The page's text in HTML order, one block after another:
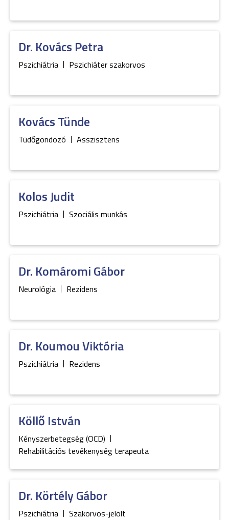
Dr. Kovács Petra
Pszichiátria Pszichiáter szakorvos
KovácsTünde
Tüdőgondozó Asszisztens
KolosJudit
Pszichiátria Szociális munkás
Dr. KomáromiGábor
Neurológia Rezidens
Dr. KoumouViktória
Pszichiátria Rezidens
Köllő István
Kényszerbetegség (OCD)
Rehabilitációs tevékenység terapeuta
Dr. KörtélyGábor
Pszichiátria Szakorvos-jelölt